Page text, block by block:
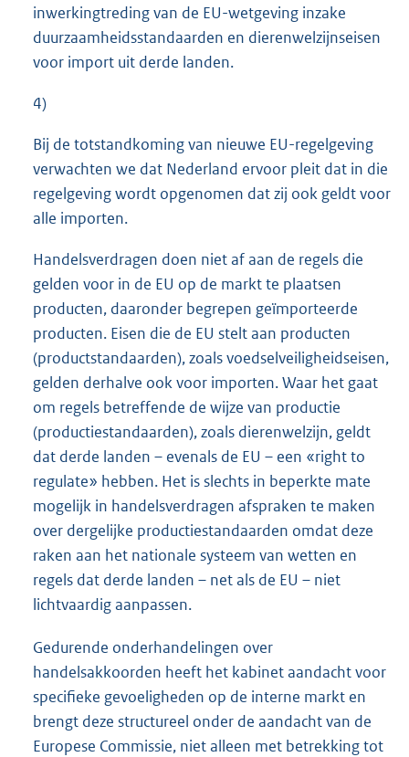
inwerkingtreding van de EU-wetgeving inzake
duurzaamheidsstandaarden en dierenwelzijnseisen
voor import uit derde landen.
4)
Bij de totstandkoming van nieuwe EU-regelgeving
verwachten we dat Nederland ervoor pleit dat in die
regelgeving wordt opgenomen dat zij ook geldt voor
alle importen.
Handelsverdragen doen niet af aan de regels die
gelden voor in de EU op de markt te plaatsen
producten, daaronder begrepen geïmporteerde
producten. Eisen die de EU stelt aan producten
(productstandaarden), zoals voedselveiligheidseisen,
gelden derhalve ook voor importen. Waar het gaat
om regels betreffende de wijze van productie
(productiestandaarden), zoals dierenwelzijn, geldt
dat derde landen – evenals de EU – een «right to
regulate» hebben. Het is slechts in beperkte mate
mogelijk in handelsverdragen afspraken te maken
over dergelijke productiestandaarden omdat deze
raken aan het nationale systeem van wetten en
regels dat derde landen – net als de EU – niet
lichtvaardig aanpassen.
Gedurende onderhandelingen over
handelsakkoorden heeft het kabinet aandacht voor
specifieke gevoeligheden op de interne markt en
brengt deze structureel onder de aandacht van de
Europese Commissie, niet alleen met betrekking tot